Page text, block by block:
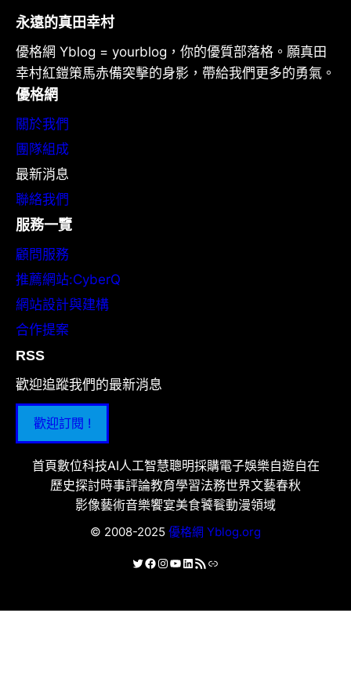
永遠的真田幸村
優格網 Yblog = yourblog，你的優質部落格。願真田
幸村紅鎧策馬赤備突擊的身影，帶給我們更多的勇氣。
優格網
關於我們
團隊組成
最新消息
聯絡我們
服務一覽
顧問服務
推薦網站:CyberQ
網站設計與建構
合作提案
RSS
歡迎追蹤我們的最新消息
歡迎訂閱 !
首頁數位科技AI人工智慧聰明採購電子娛樂自遊自在
歷史探討時事評論教育學習法務世界文藝春秋
影像藝術音樂饗宴美食饕餮動漫領域
© 2008-2025 優格網 Yblog.org
X Facebook
Instagram
YouTube
LinkedIn
RSS 資訊提供連結